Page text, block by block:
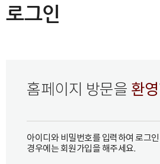
로그인
홈페이지 방문을 환영
아이디와 비밀번호를 입력하여 로그
경우에는 회원가입을 해주세요.